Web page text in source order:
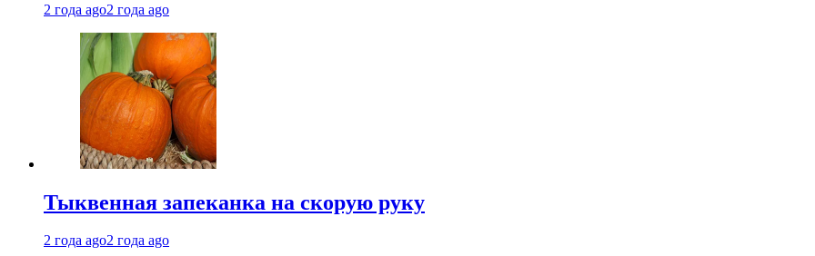
2 года ago2 года ago
Тыквенная запеканка на скорую руку
2 года ago2 года ago